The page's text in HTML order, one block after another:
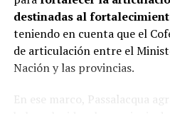
destinadas al
teniendo en cuenta que el
de articulación entre el
Nación y las provincias.
En ese marco, Passalacqua